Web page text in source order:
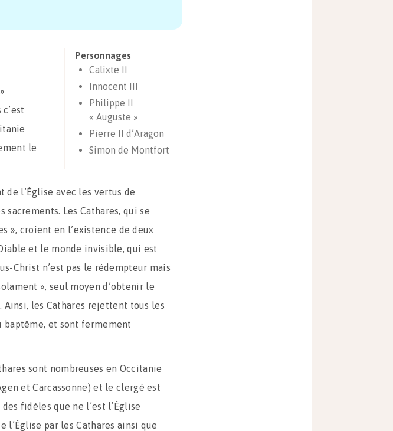
Personnages
Calixte II
Innocent III
Philippe II
« Auguste »
Pierre II d’Aragon
Simon de Montfort
le
l’Église avec les vertus de
sacrements. Les Cathares, qui se
», croient en l’existence de deux
et le monde invisible, qui est
Christ n’est pas le rédempteur mais
», seul moyen d’obtenir le
Ainsi, les Cathares rejettent tous les
baptême, et sont fermement
sont nombreuses en Occitanie
et Carcassonne) et le clergé est
fidèles que ne l’est l’Église
l’Église par les Cathares ainsi que